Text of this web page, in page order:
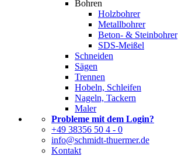
Bohren
Holzbohrer
Metallbohrer
Beton- & Steinbohrer
SDS-Meißel
Schneiden
Sägen
Trennen
Hobeln, Schleifen
Nageln, Tackern
Maler
Probleme mit dem Login?
+49 38356 50 4 - 0
info@schmidt-thuermer.de
Kontakt